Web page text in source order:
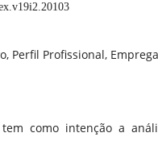
Perfil Profissional,
tem como intenção a